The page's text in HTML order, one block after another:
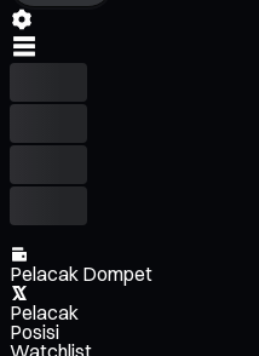
Pelacak Dompet
Pelacak
Posisi